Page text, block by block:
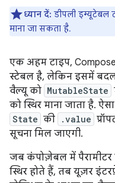
ध्यान दें: डीपली इम्यूटेबल
माना जा सकता है.
एक अहम टाइप,
स्टेबल है, लेकिन इसमें
वैल्यू को MutableState
को स्थिर माना जाता है.
State की .value
सूचना मिल जाएगी.
जब कंपोज़ेबल में पैरामीटर
स्थिर होते हैं, तब यूज़र